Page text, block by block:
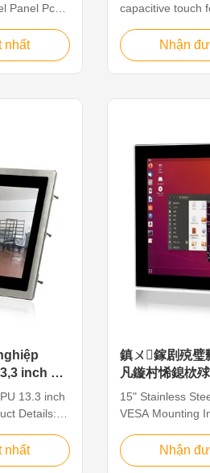
Panel Pc
in
for a
precision,
Intel Core
nhất
capacitive touch
suitable for
environment,
industry,
Quad Core
1333MHz 4GB.
I/O Connectors
optional:HDMI/
system IP66/
Nhận
inch PC
13.3 inch
Details:
i3, i5
nhất
鎮ㄨ鎵剧殑璧
凡鏇村悕鎴栨
15" Stainless
VESA Mounting
Steel Panel PC
LED, resolution
Nhận